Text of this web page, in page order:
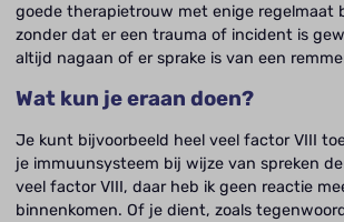
goede therapietrouw met enige regelmaat
zonder dat er een trauma of incident is
altijd nagaan of er sprake is van een
Wat kun je eraan doen?
Je kunt bijvoorbeeld heel veel factor VIII
je immuunsysteem bij wijze van spreken
veel factor VIII, daar heb ik geen reactie
binnenkomen. Of je dient, zoals